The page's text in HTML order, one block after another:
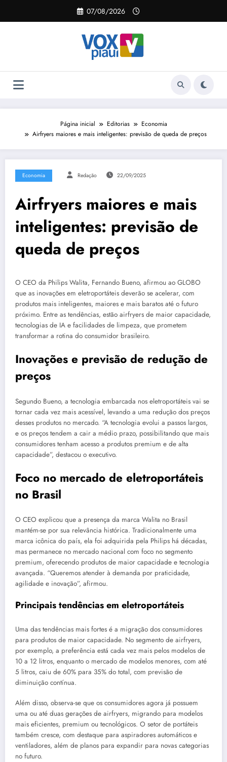
o
07/08/2026
Página inicial Editorias
Economia
Airfryers maiores e mais inteligentes: previsão de queda de preços
Economia Redação 22/09/2025
Airfryers maiores e mais
inteligentes: previsão de
queda de preços
O CEO da Philips Walita, Fernando Bueno, afirmou ao GLOBO
que as inovações em eletroportáteis deverão se acelerar, com
produtos mais inteligentes, maiores e mais baratos até o futuro
próximo. Entre as tendências, estão airfryers de maior capacidade,
tecnologias de IA e facilidades de limpeza, que prometem
transformar a rotina do consumidor brasileiro.
Inovações e previsão de redução de
preços
Segundo Bueno, a tecnologia embarcada nos eletroportáteis vai se
tornar cada vez mais acessível, levando a uma redução dos preços
desses produtos no mercado. “A tecnologia evolui a passos largos,
e os preços tendem a cair a médio prazo, possibilitando que mais
consumidores tenham acesso a produtos premium e de alta
capacidade”, destacou o executivo.
Foco no mercado de eletroportáteis
no Brasil
O CEO explicou que a presença da marca Walita no Brasil
mantém-se por sua relevância histórica. Tradicionalmente uma
marca icônica do país, ela foi adquirida pela Philips há décadas,
mas permanece no mercado nacional com foco no segmento
premium, oferecendo produtos de maior capacidade e tecnologia
avançada. “Queremos atender à demanda por praticidade,
agilidade e inovação”, afirmou.
Principais tendências em eletroportáteis
Uma das tendências mais fortes é a migração dos consumidores
para produtos de maior capacidade. No segmento de airfryers,
por exemplo, a preferência está cada vez mais pelos modelos de
10 a 12 litros, enquanto o mercado de modelos menores, com até
5 litros, caiu de 60% para 35% do total, com previsão de
diminuição contínua.
Além disso, observa-se que os consumidores agora já possuem
uma ou até duas gerações de airfryers, migrando para modelos
mais eficientes, premium ou tecnológicos. O setor de portáteis
também cresce, com destaque para aspiradores automáticos e
ventiladores, além de planos para expandir para novas categorias
no futuro.